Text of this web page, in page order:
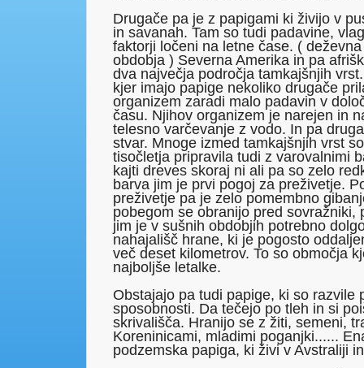
Drugače pa je z papigami ki živijo v
in savanah. Tam so tudi padavine,
faktorji ločeni na letne čase. (
obdobja ) Severna Amerika in pa
dva največja področja tamkajšnjih
kjer imajo papige nekoliko drugače
organizem zaradi malo padavin v
času. Njihov organizem je narejen in
telesno varčevanje z vodo. In pa
stvar. Mnoge izmed tamkajšnjih vrst
tisočletja pripravila tudi z varovalnimi
kajti dreves skoraj ni ali pa so zelo
barva jim je prvi pogoj za preživetje.
preživetje pa je zelo pomembno
pobegom se obranijo pred sovražniki,
jim je v sušnih obdobjih potrebno
nahajališč hrane, ki je pogosto
več deset kilometrov. To so območja
najboljše letalke.
Obstajajo pa tudi papige, ki so razvile
sposobnosti. Da tečejo po tleh in si
skrivališča. Hranijo se z žiti, semeni,
Koreninicami, mladimi poganjki......
podzemska papiga, ki živi v Avstraliji